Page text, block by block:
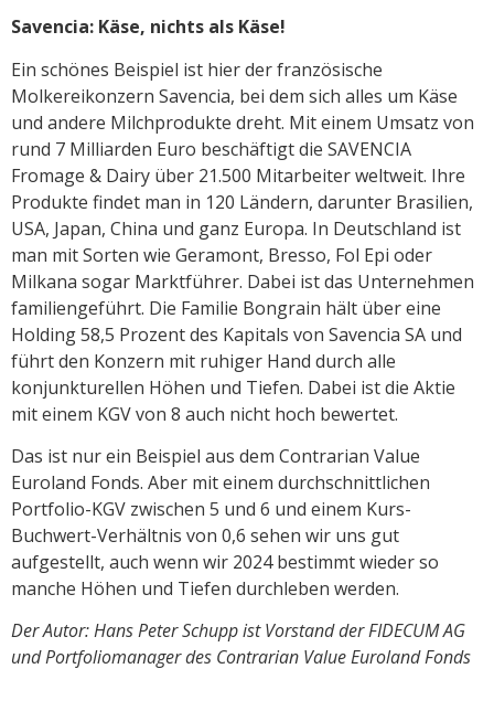
Savencia: Käse, nichts als Käse!
Ein schönes Beispiel ist hier der französische
Molkereikonzern Savencia, bei dem sich alles um Käse
und andere Milchprodukte dreht. Mit einem Umsatz von
rund 7 Milliarden Euro beschäftigt die SAVENCIA
Fromage & Dairy über 21.500 Mitarbeiter weltweit. Ihre
Produkte findet man in 120 Ländern, darunter Brasilien,
USA, Japan, China und ganz Europa. In Deutschland ist
man mit Sorten wie Geramont, Bresso, Fol Epi oder
Milkana sogar Marktführer. Dabei ist das Unternehmen
familiengeführt. Die Familie Bongrain hält über eine
Holding 58,5 Prozent des Kapitals von Savencia SA und
führt den Konzern mit ruhiger Hand durch alle
konjunkturellen Höhen und Tiefen. Dabei ist die Aktie
mit einem KGV von 8 auch nicht hoch bewertet.
Das ist nur ein Beispiel aus dem Contrarian Value
Euroland Fonds. Aber mit einem durchschnittlichen
Portfolio-KGV zwischen 5 und 6 und einem Kurs-
Buchwert-Verhältnis von 0,6 sehen wir uns gut
aufgestellt, auch wenn wir 2024 bestimmt wieder so
manche Höhen und Tiefen durchleben werden.
Der Autor: Hans Peter Schupp ist Vorstand der FIDECUM AG
und Portfoliomanager des Contrarian Value Euroland Fonds